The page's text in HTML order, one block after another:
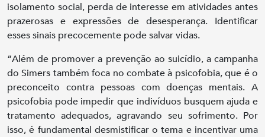
isolamento social, perda de interesse em atividades antes
prazerosas e expressões de desesperança. Identificar
esses sinais precocemente pode salvar vidas.
“Além de promover a prevenção ao suicídio, a campanha
do Simers também foca no combate à psicofobia, que é o
preconceito contra pessoas com doenças mentais. A
psicofobia pode impedir que indivíduos busquem ajuda e
tratamento adequados, agravando seu sofrimento. Por
isso, é fundamental desmistificar o tema e incentivar uma